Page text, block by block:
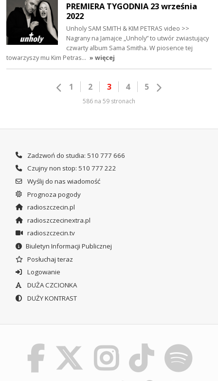
PREMIERA TYGODNIA 23 września
2022
Unholy SAM SMITH & KIM PETRAS video >>
Nagrany na Jamajce „Unholy” to utwór zwiastujący
czwarty album Sama Smitha. W piosence tej
towarzyszy mu Kim Petras… » więcej
1 2 3 4 5
586 na 59 stronach
Zadzwoń do studia: 510 777 666
Czujny non stop: 510 777 222
Wyślij do nas wiadomość
Prognoza pogody
radioszczecin.pl
radioszczecinextra.pl
radioszczecin.tv
Biuletyn Informacji Publicznej
Posłuchaj teraz
Logowanie
DUŻA CZCIONKA
DUŻY KONTRAST